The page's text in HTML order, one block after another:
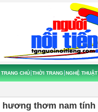
TRANG CHỦ THỜI TRANG NGHỆ THUẬT
hương thơm nam tính